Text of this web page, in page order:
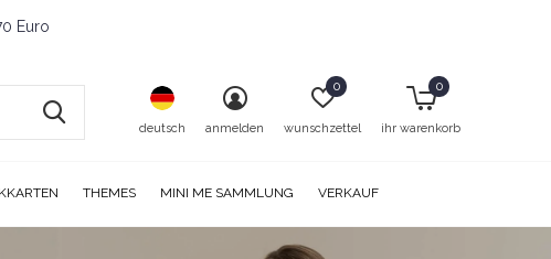
THEMES MINI ME SAMMLUNG VERKAUF
deutsch anmelden wunschzettel
0
ihr warenkorb
0
Euro